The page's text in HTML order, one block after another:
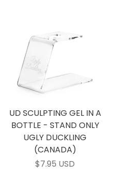
UD SCULPTING GEL IN A
BOTTLE - STAND ONLY
UGLY DUCKLING
(CANADA)
$7.95 USD